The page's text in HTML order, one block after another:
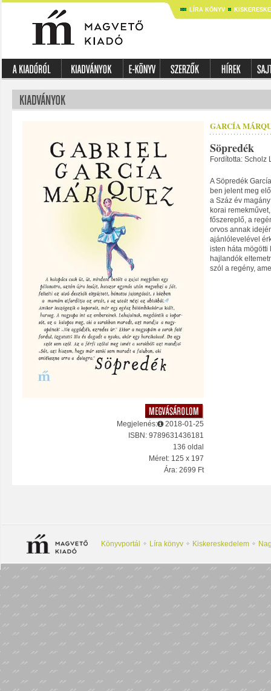
LÍRA KÖNYV
Megjelenés:
2018-01-25
ISBN: 9789631436181
136 oldal
Méret: 125 x 197
Ára: 2699 Ft
GARCÍA
Söpredék
Fordította: Scholz
A Söpredék
ben jelent meg
a Száz év
korai
főszereplő, a
orvos annak
ajánlólevelével
isten háta mögötti
hajlandók
szól a regény,
Könyvportál Líra könyv Kiskereskedelem